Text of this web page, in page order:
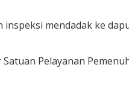
inspeksi mendadak ke
Pelayanan